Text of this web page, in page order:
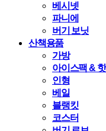
베시넷
파니에
버기 보닛
산책용품
가방
아이스팩 &
인형
베일
블랭킷
코스터